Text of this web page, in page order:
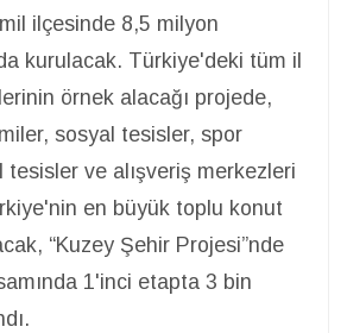
ilçesinde 8,5 milyon
kurulacak. Türkiye'deki tüm il
örnek alacağı projede,
sosyal tesisler, spor
tesisler ve alışveriş merkezleri
en büyük toplu konut
“Kuzey Şehir Projesi”nde
1'inci etapta 3 bin